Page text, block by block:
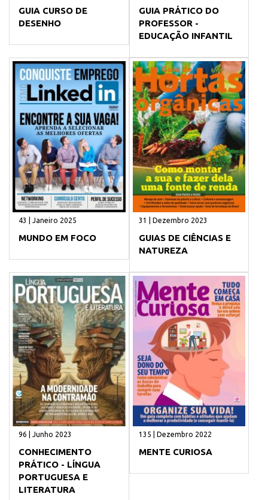
GUIA CURSO DE
DESENHO
GUIA PRÁTICO DO
PROFESSOR -
EDUCAÇÃO INFANTIL
43 | Janeiro 2025
MUNDO EM FOCO
31 | Dezembro 2023
GUIAS DE CIÊNCIAS E
NATUREZA
96 | Junho 2023
CONHECIMENTO
PRÁTICO - LÍNGUA
PORTUGUESA E
LITERATURA
135 | Dezembro 2022
MENTE CURIOSA